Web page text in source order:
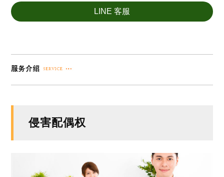
LINE 客服
侵害配偶权